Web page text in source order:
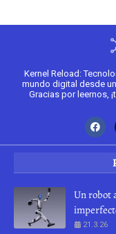
Kernel Reload:
mundo digital desde
Gracias por leernos,
Un robot
21.3.26